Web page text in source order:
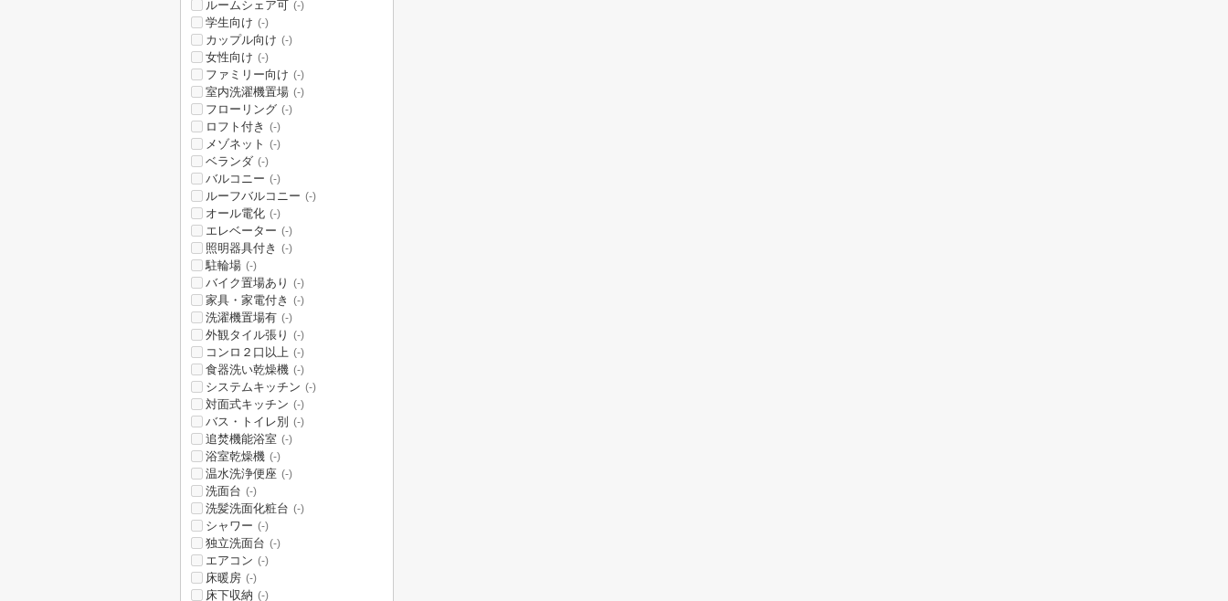
ルームシェア可 (-)
学生向け (-)
カップル向け (-)
女性向け (-)
ファミリー向け (-)
室内洗濯機置場 (-)
フローリング (-)
ロフト付き (-)
メゾネット (-)
ベランダ (-)
バルコニー (-)
ルーフバルコニー (-)
オール電化 (-)
エレベーター (-)
照明器具付き (-)
駐輪場 (-)
バイク置場あり (-)
家具・家電付き (-)
洗濯機置場有 (-)
外観タイル張り (-)
コンロ２口以上 (-)
食器洗い乾燥機 (-)
システムキッチン (-)
対面式キッチン (-)
バス・トイレ別 (-)
追焚機能浴室 (-)
浴室乾燥機 (-)
温水洗浄便座 (-)
洗面台 (-)
洗髪洗面化粧台 (-)
シャワー (-)
独立洗面台 (-)
エアコン (-)
床暖房 (-)
床下収納 (-)